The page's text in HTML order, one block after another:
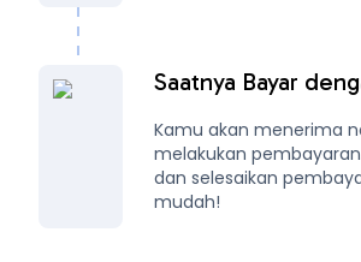
Saatnya Bayar
Kamu akan menerima
melakukan
dan selesaikan
mudah!